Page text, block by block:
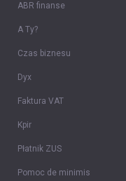
ABR finanse
A Ty?
Czas biznesu
Dyx
Faktura VAT
Kpir
Płatnik ZUS
Pomoc de minimis